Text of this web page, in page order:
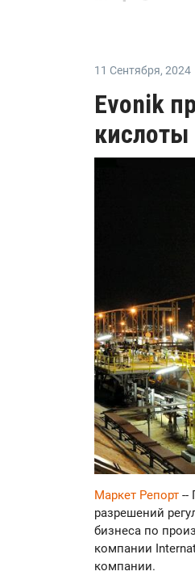
11 Сентября, 2024
Evonik
кислоты
Маркет Репорт --
разрешений
бизнеса по
компании
компании.